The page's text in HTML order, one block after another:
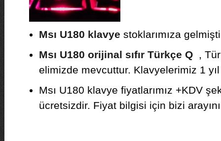
Msı U180 klavye stoklarımıza
Msı U180 orijinal sıfır Türkçe Q,
elimizde mevcuttur. Klavyelerimiz 1
Msı U180 klavye fiyatlarımız +KDV
ücretsizdir. Fiyat bilgisi için bizi